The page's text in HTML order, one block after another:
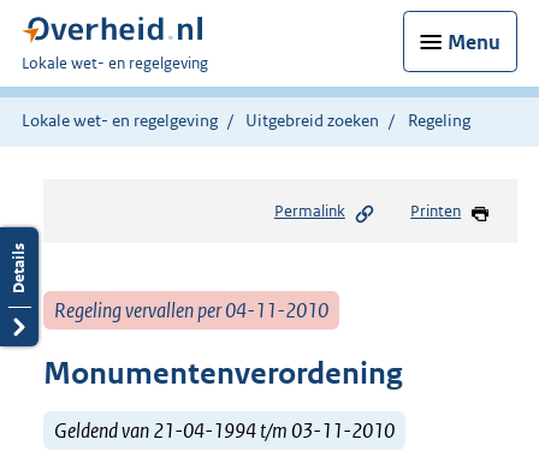
Menu
U
bent
hier:
Lokale wet- en regelgeving
Lokale wet- en regelgeving Uitgebreid zoeken Regeling
Permalink Printen
Regeling vervallen per 04-11-2010
Monumentenverordening
Geldend van 21-04-1994 t/m 03-11-2010